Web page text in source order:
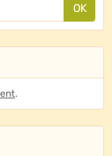
OK
.